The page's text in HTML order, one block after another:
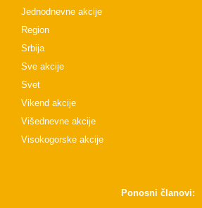
Jednodnevne akcije
Region
Srbija
Sve akcije
Svet
Vikend akcije
Višednevne akcije
Visokogorske akcije
Ponosni članovi: